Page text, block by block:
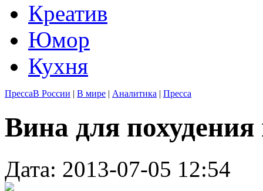
Креатив
Юмор
Кухня
ПрессаВ России | В мире | Аналитика | Пресса
Вина для
Дата: 2013-07-05 12:54